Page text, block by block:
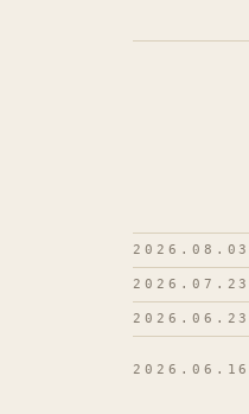
2026.08.03
2026.07.23
2026.06.23
2026.06.16